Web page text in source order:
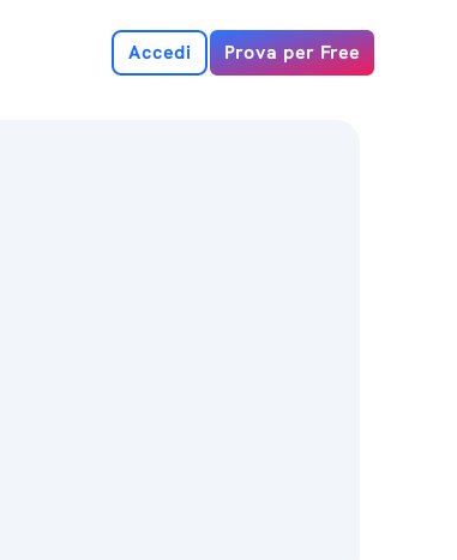
Accedi Prova per Free